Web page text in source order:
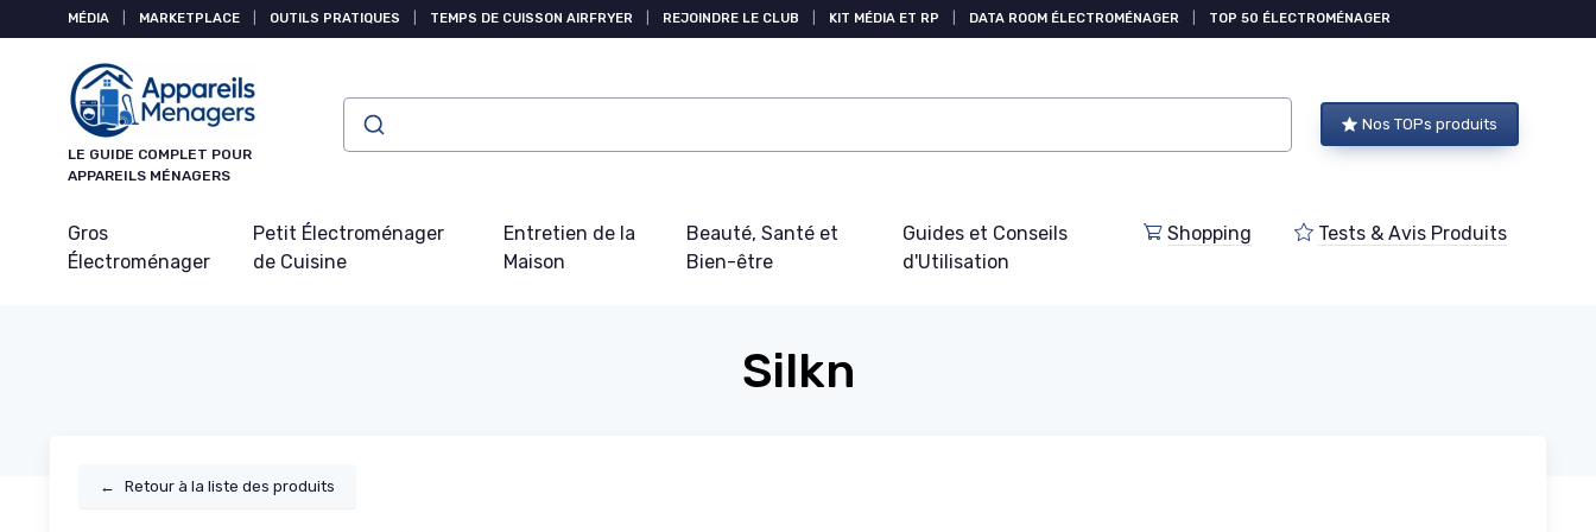
MÉDIA MARKETPLACE OUTILS PRATIQUES TEMPS DE CUISSON AIRFRYER REJOINDRE LE CLUB KIT MÉDIA ET RP DATA ROOM ÉLECTROMÉNAGER TOP 50 ÉLECTROMÉNAGER
LE GUIDE COMPLET POUR
APPAREILS MÉNAGERS
Nos TOPs produits
Gros
Électroménager
Petit Électroménager
de Cuisine
Entretien de la
Maison
Beauté, Santé et
Bien-être
Guides et Conseils
d'Utilisation
Shopping Tests & Avis Produits
Silkn
← Retour à la liste des produits
Panneau de gestion des cookies